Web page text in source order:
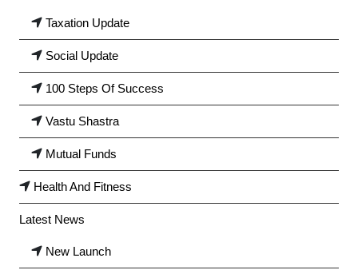
Taxation Update
Social Update
100 Steps Of Success
Vastu Shastra
Mutual Funds
Health And Fitness
Latest News
New Launch